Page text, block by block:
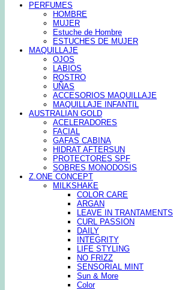
PERFUMES
HOMBRE
MUJER
Estuche de Hombre
ESTUCHES DE MUJER
MAQUILLAJE
OJOS
LABIOS
ROSTRO
UÑAS
ACCESORIOS MAQUILLAJE
MAQUILLAJE INFANTIL
AUSTRALIAN GOLD
ACELERADORES
FACIAL
GAFAS CABINA
HIDRAT AFTERSUN
PROTECTORES SPF
SOBRES MONODOSIS
Z.ONE CONCEPT
MILKSHAKE
COLOR CARE
ARGAN
LEAVE IN TRANTAMENTS
CURL PASSION
DAILY
INTEGRITY
LIFE STYLING
NO FRIZZ
SENSORIAL MINT
Sun & More
Color